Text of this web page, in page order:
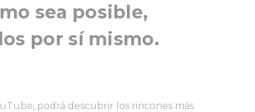
sea posible,
por sí mismo.
podrá descubrir los rincones más